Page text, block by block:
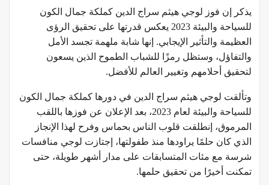
يذكر إن فوز لوجي هيثم سراج الدين كملكة جمال الكون
للسياحة والبيئة 2023 يعكس قدرتها على تحقيق الرؤى
العظيمة والتأثير الإيجابي. إنها شابة ملهمة تجسد الأمل
والتفاؤل، وستظل رمزًا للشباب الطموح الذين يسعون
لتحقيق أحلامهم وتغيير العالم للأفضل.
وتألقت لوجي هيثم سراج الدين في دورها كملكة جمال الكون
للسياحة والبيئة لعام 2023، بعد الإعلان عن فوزها باللقب
المرموق، إنطلقت قلوب الناس بحماس وفرح لهذا الإنجاز
الذي كان حلمًا يراودها منذ طفولتها، إجتازت لوجي منافسات
شرسة مع مئات المتسابقات على مدار أشهر طويلة، حتى
تمكنت أخيرًا من تحقيق حلمها.